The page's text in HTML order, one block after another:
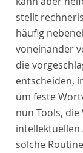
stellt
häufig
voneinander
die
entscheiden,
um feste
nun Tools,
solche